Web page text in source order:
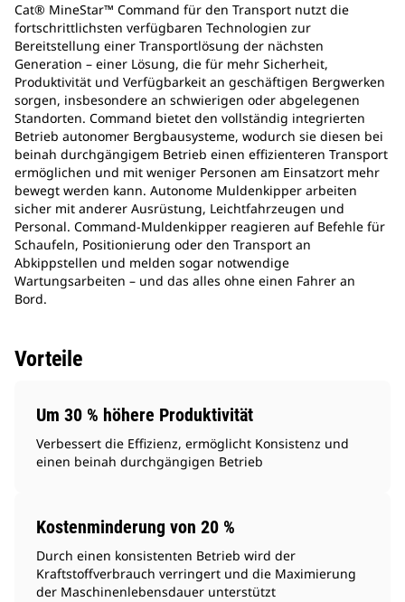
Cat® MineStar™ Command für den Transport nutzt die
fortschrittlichsten verfügbaren Technologien zur
Bereitstellung einer Transportlösung der nächsten
Generation – einer Lösung, die für mehr Sicherheit,
Produktivität und Verfügbarkeit an geschäftigen Bergwerken
sorgen, insbesondere an schwierigen oder abgelegenen
Standorten. Command bietet den vollständig integrierten
Betrieb autonomer Bergbausysteme, wodurch sie diesen bei
beinah durchgängigem Betrieb einen effizienteren Transport
ermöglichen und mit weniger Personen am Einsatzort mehr
bewegt werden kann. Autonome Muldenkipper arbeiten
sicher mit anderer Ausrüstung, Leichtfahrzeugen und
Personal. Command-Muldenkipper reagieren auf Befehle für
Schaufeln, Positionierung oder den Transport an
Abkippstellen und melden sogar notwendige
Wartungsarbeiten – und das alles ohne einen Fahrer an
Bord.
Vorteile
Um 30 % höhere Produktivität
Verbessert die Effizienz, ermöglicht Konsistenz und
einen beinah durchgängigen Betrieb
Kostenminderung von 20 %
Durch einen konsistenten Betrieb wird der
Kraftstoffverbrauch verringert und die Maximierung
der Maschinenlebensdauer unterstützt